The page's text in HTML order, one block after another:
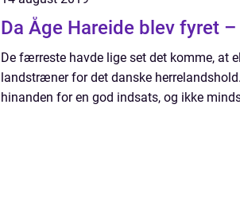
Da Åge Hareide blev fyret
De færreste havde lige set det komme, at
landstræner for det danske
hinanden for en god indsats, og ikke